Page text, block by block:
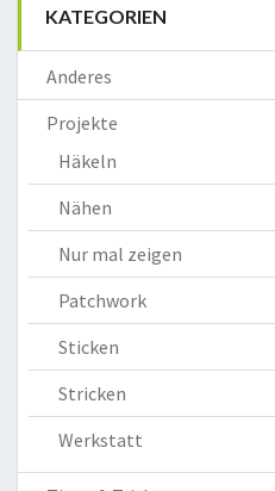
KATEGORIEN
Anderes
Projekte
Häkeln
Nähen
Nur mal zeigen
Patchwork
Sticken
Stricken
Werkstatt